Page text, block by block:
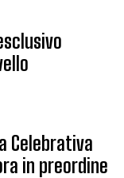
Celebrativa
in preordine